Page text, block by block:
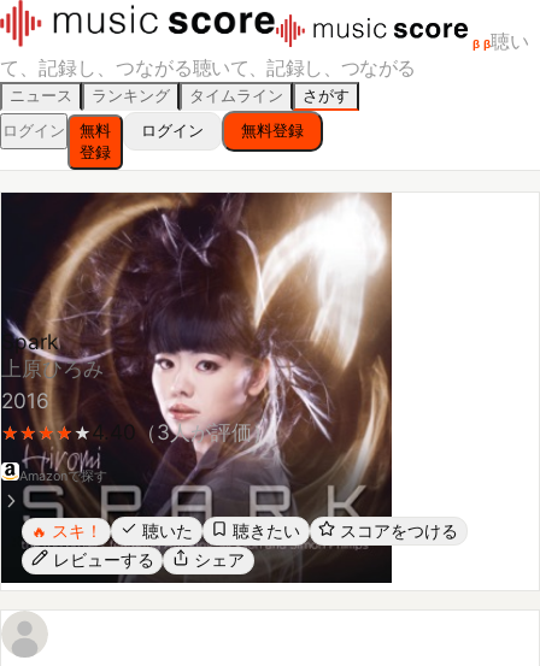
β β聴い
て、記録し、つながる聴いて、記録し、つながる
ニュース ランキング タイムライン
さがす
ログイン
無料
登録
ログイン 無料登録
Spark
上原ひろみ
2016
★
★★
★ ★
★ ★ 4.40（ 3人が評価）
Amazonで探す
🔥スキ！ 聴いた 聴きたい
スコアをつける
レビューする
シェア
はやと
2026-03-28